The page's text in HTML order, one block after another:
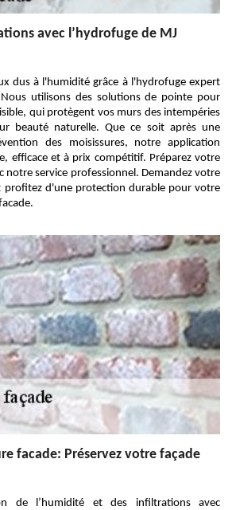
avec l’hydrofuge de MJ
dus à l'humidité grâce à l'hydrofuge expert
utilisons des solutions de pointe pour
qui protègent vos murs des intempéries
beauté naturelle. Que ce soit après une
des moisissures, notre application
efficace et à prix compétitif. Préparez votre
notre service professionnel. Demandez votre
profitez d'une protection durable pour votre
facade: Préservez votre façade
de l’humidité et des infiltrations avec